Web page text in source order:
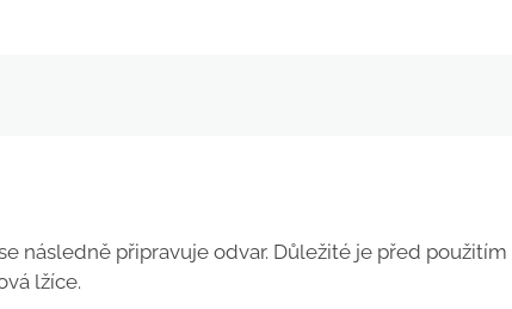
následně připravuje odvar. Důležité je před použitím
lžíce.